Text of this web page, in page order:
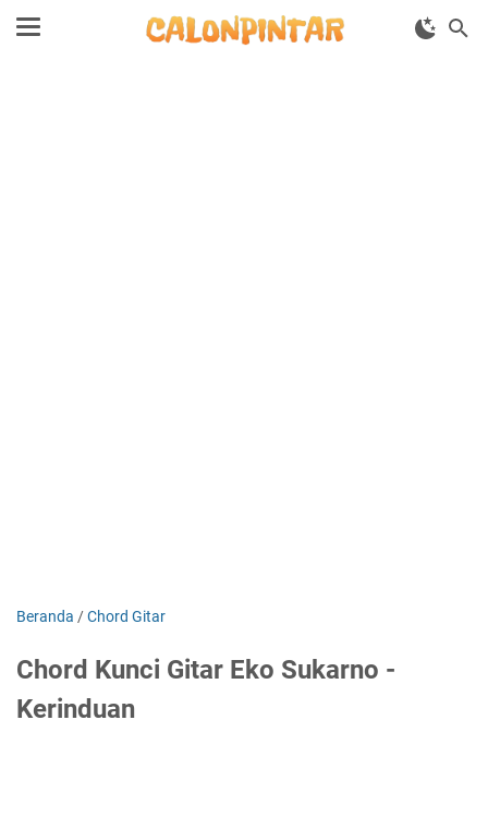
Beranda /Chord Gitar
Chord Kunci Gitar Eko Sukarno -
Kerinduan